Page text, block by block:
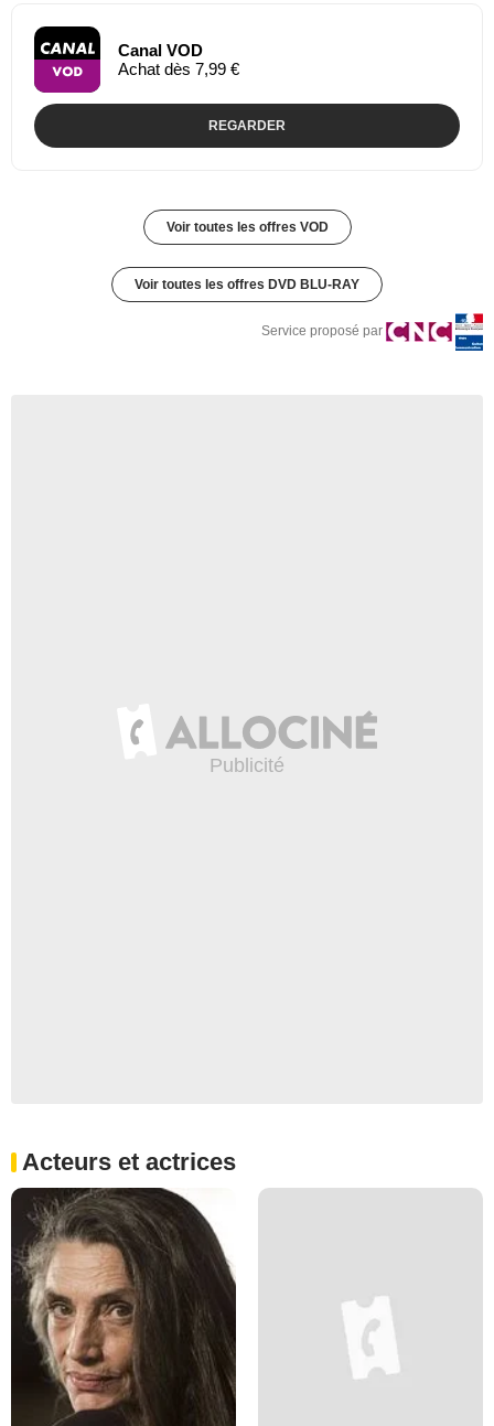
Canal VOD
Achat dès 7,99 €
REGARDER
Voir toutes les offres VOD
Voir toutes les offres DVD BLU-RAY
Service proposé par
Acteurs et actrices